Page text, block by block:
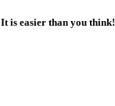
is easier than you think!